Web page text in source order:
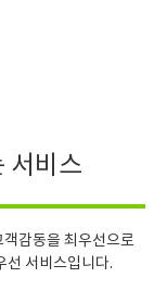
서비스
감동을 최우선으로
선 서비스입니다.